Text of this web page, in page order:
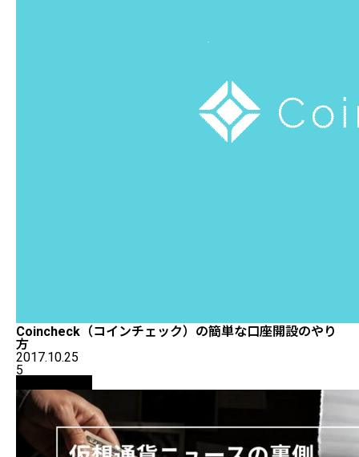
Coincheck（コインチェック）の簡単な口座開設のやり
方
2017.10.25
5